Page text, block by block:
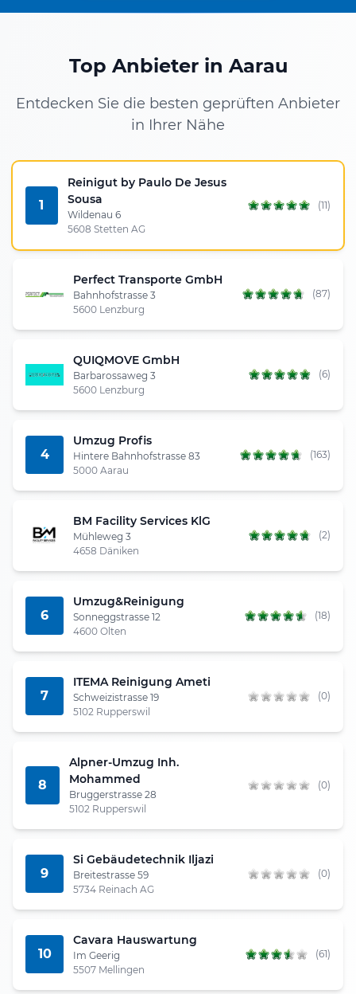
Top Anbieter in Aarau
Entdecken Sie die besten geprüften Anbieter
in Ihrer Nähe
1
Reinigut by Paulo De Jesus
Sousa
Wildenau 6
5608 Stetten AG
(11)
Perfect Transporte GmbH
Bahnhofstrasse 3
5600 Lenzburg
(87)
QUIQMOVE GmbH
Barbarossaweg 3
5600 Lenzburg
(6)
4
Umzug Profis
Hintere Bahnhofstrasse 83
5000 Aarau
(163)
BM Facility Services KlG
Mühleweg 3
4658 Däniken
(2)
6
Umzug&Reinigung
Sonneggstrasse 12
4600 Olten
(18)
7
ITEMA Reinigung Ameti
Schweizistrasse 19
5102 Rupperswil
(0)
8
Alpner-Umzug Inh.
Mohammed
Bruggerstrasse 28
5102 Rupperswil
(0)
9
Si Gebäudetechnik Iljazi
Breitestrasse 59
5734 Reinach AG
(0)
10
Cavara Hauswartung
Im Geerig
5507 Mellingen
(61)